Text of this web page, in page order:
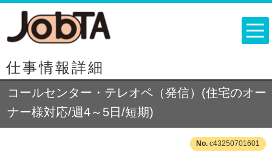
仕事情報詳細
コールセンター・テレオペ（発信）(住宅のオー
ナー様対応/週4～5日/短期)
c43250701601